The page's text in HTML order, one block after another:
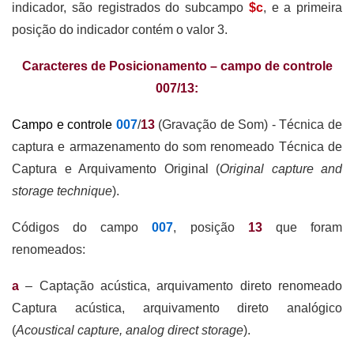
indicador, são registrados do subcampo $c, e a primeira
posição do indicador contém o valor 3.
Caracteres de Posicionamento – campo de controle
007/13:
Campo e controle 007/13(Gravação de Som) - Técnica de
captura e armazenamento do som renomeado Técnica de
Captura e Arquivamento Original (Original capture and
storage technique).
Códigos do campo007, posição 13que foram
renomeados:
a – Captação acústica, arquivamento direto renomeado
Captura acústica, arquivamento direto analógico
(Acoustical capture, analog direct storage).